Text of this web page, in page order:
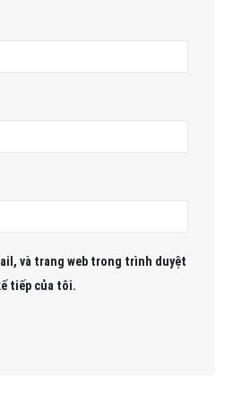
và trang web trong trình duyệt
tiếp của tôi.